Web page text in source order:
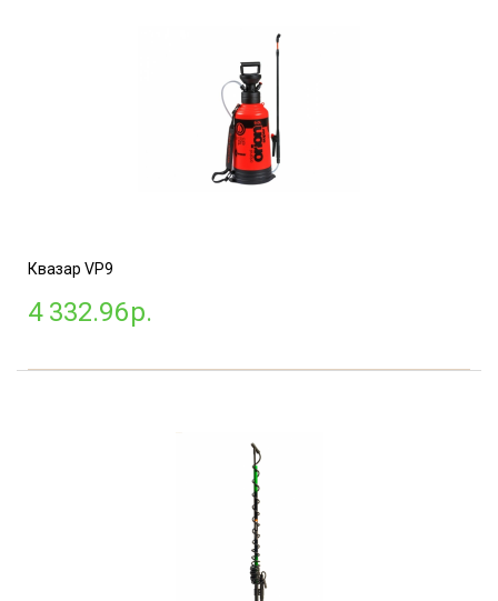
Квазар VP9
4 332.96р.